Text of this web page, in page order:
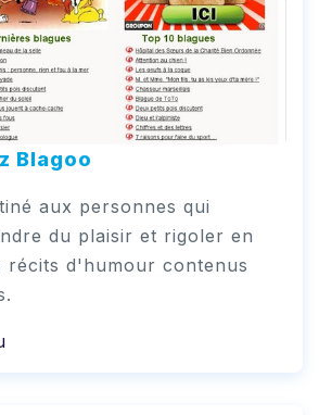
Blagoo
aux personnes qui
du plaisir et rigoler en
récits d'humour contenus